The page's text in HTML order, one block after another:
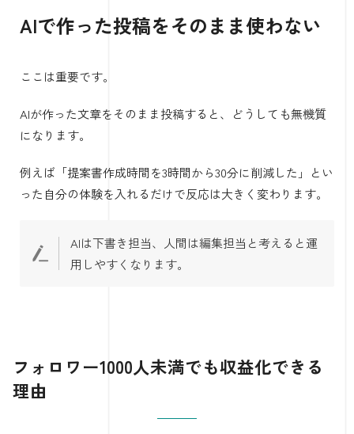
AIで作った投稿をそのまま使わない
ここは重要です。
AIが作った文章をそのまま投稿すると、どうしても無機質
になります。
例えば「提案書作成時間を3時間から30分に削減した」とい
った自分の体験を入れるだけで反応は大きく変わります。
AIは下書き担当、人間は編集担当と考えると運
用しやすくなります。
フォロワー1000人未満でも収益化できる
理由